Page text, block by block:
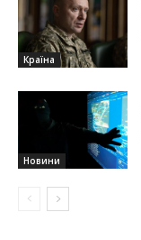
Країна
Новини